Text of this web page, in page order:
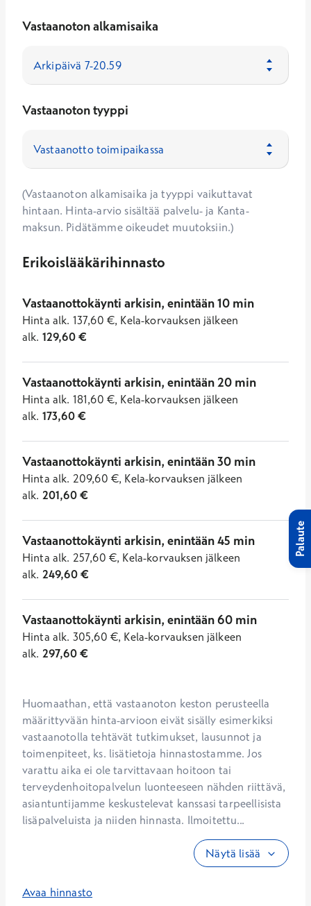
Vastaanoton alkamisaika
Vastaanoton tyyppi
(Vastaanoton alkamisaika ja tyyppi vaikuttavat
hintaan. Hinta-arvio sisältää palvelu- ja Kanta-
maksun. Pidätämme oikeudet muutoksiin.)
Erikoislääkärihinnasto
Vastaanottokäynti arkisin, enintään 10 min
Hinta alk. 137,60 €, Kela-korvauksen jälkeen
alk. 129,60€
Vastaanottokäynti arkisin, enintään 20 min
Hinta alk. 181,60 €, Kela-korvauksen jälkeen
alk. 173,60€
Vastaanottokäynti arkisin, enintään 30 min
Hinta alk. 209,60 €, Kela-korvauksen jälkeen
alk. 201,60€
Vastaanottokäynti arkisin, enintään 45 min
Hinta alk. 257,60 €, Kela-korvauksen jälkeen
alk. 249,60€
Vastaanottokäynti arkisin, enintään 60 min
Hinta alk. 305,60 €, Kela-korvauksen jälkeen
alk. 297,60€
Huomaathan, että vastaanoton keston perusteella
määrittyvään hinta-arvioon eivät sisälly esimerkiksi
vastaanotolla tehtävät tutkimukset, lausunnot ja
toimenpiteet, ks. lisätietoja hinnastostamme. Jos
varattu aika ei ole tarvittavaan hoitoon tai
terveydenhoitopalvelun luonteeseen nähden riittävä,
asiantuntijamme keskustelevat kanssasi tarpeellisista
lisäpalveluista ja niiden hinnasta. Ilmoitettu...
Näytä lisää
Avaa hinnasto
Palaute